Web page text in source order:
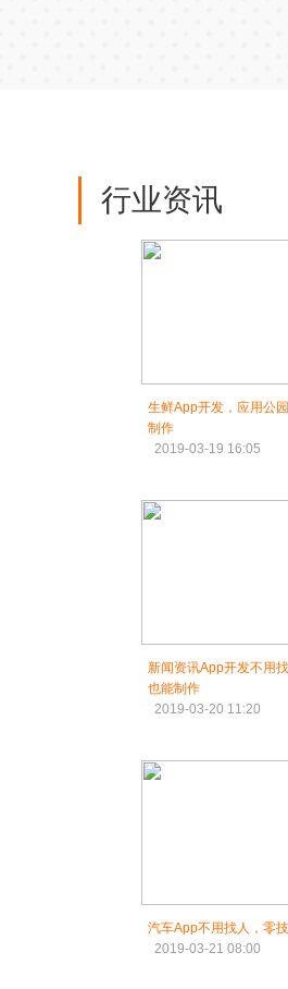
行业资讯
生鲜App开发，应用公
制作
2019-03-19 16:05
新闻资讯App开发不用
也能制作
2019-03-20 11:20
汽车App不用找人，零
2019-03-21 08:00